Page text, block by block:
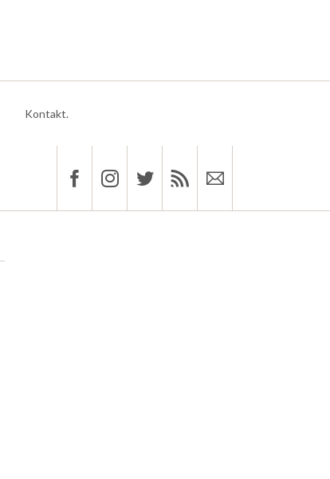
Kontakt.